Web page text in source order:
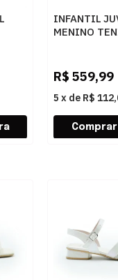
INFANTIL
MENINO
R$ 559,99
5 x de R$